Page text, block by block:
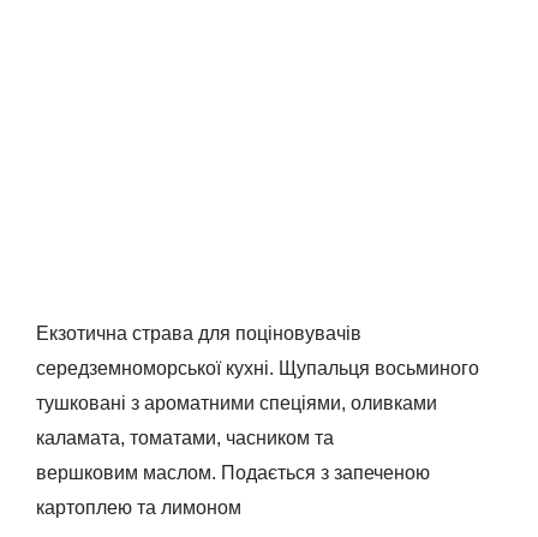
Екзотична страва для поціновувачів
середземноморської кухні. Щупальця восьминого
тушковані з ароматними спеціями, оливками
каламата, томатами, часником та
вершковим маслом. Подається з запеченою
картоплею та лимоном